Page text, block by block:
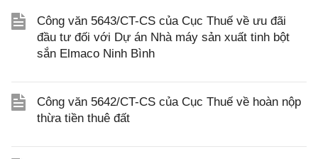
Công văn 5643/CT-CS của Cục Thuế về ưu đãi
đầu tư đối với Dự án Nhà máy sản xuất tinh bột
sắn Elmaco Ninh Bình
Công văn 5642/CT-CS của Cục Thuế về hoàn nộp
thừa tiền thuê đất